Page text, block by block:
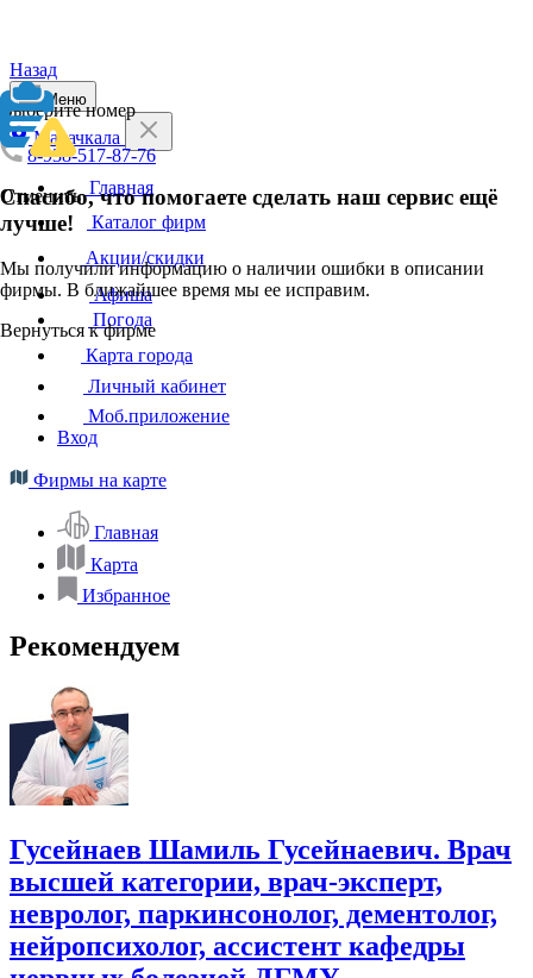
Назад
Выберите номер
8-938-517-87-76
Отменить
Спасибо, что помогаете сделать наш сервис ещё
лучше!
Мы получили информацию о наличии ошибки в описании
фирмы. В ближайшее время мы ее исправим.
Вернуться к фирме
Меню
Махачкала
Главная
Каталог фирм
Акции/скидки
Афиша
Погода
Карта города
Личный кабинет
Моб.приложение
Вход
Фирмы на карте
Главная
Карта
Избранное
Рекомендуем
Гусейнаев Шамиль Гусейнаевич. Врач
высшей категории, врач-эксперт,
невролог, паркинсонолог, дементолог,
нейропсихолог, ассистент кафедры